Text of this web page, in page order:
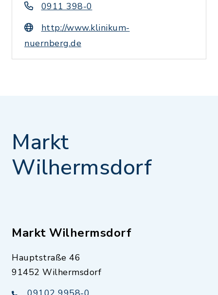
0911 398-0
http://www.klinikum-
nuernberg.de
Markt
Wilhermsdorf
Markt Wilhermsdorf
Hauptstraße 46
91452 Wilhermsdorf